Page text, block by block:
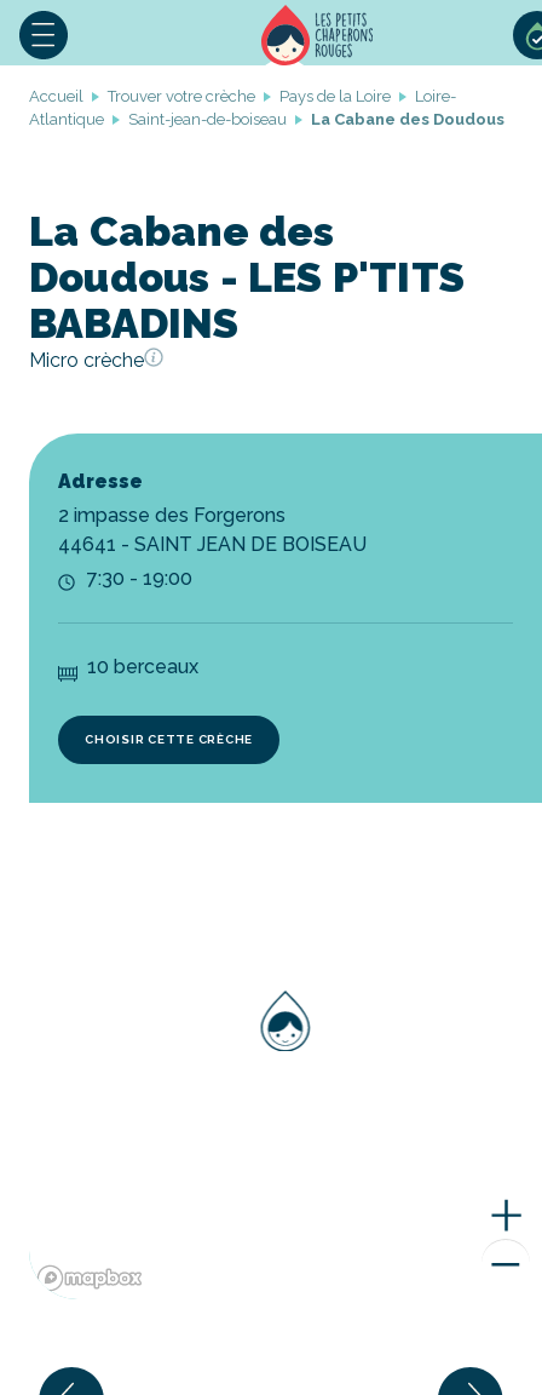
Accueil Trouver votre crèche Pays de la Loire
Loire-
Atlantique
Saint-jean-de-boiseau La Cabane des Doudous
La Cabane des
Doudous - LES P'TITS
BABADINS
Micro crèche
Adresse
2 impasse des Forgerons
44641 - SAINT JEAN DE BOISEAU
7:30 - 19:00
10 berceaux
CHOISIR CETTE CRÈCHE